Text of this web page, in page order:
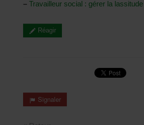
– Travailleur social : gérer la
Réagir
Signaler